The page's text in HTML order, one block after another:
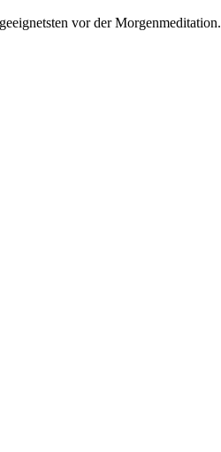
vor der Morgenmeditation.